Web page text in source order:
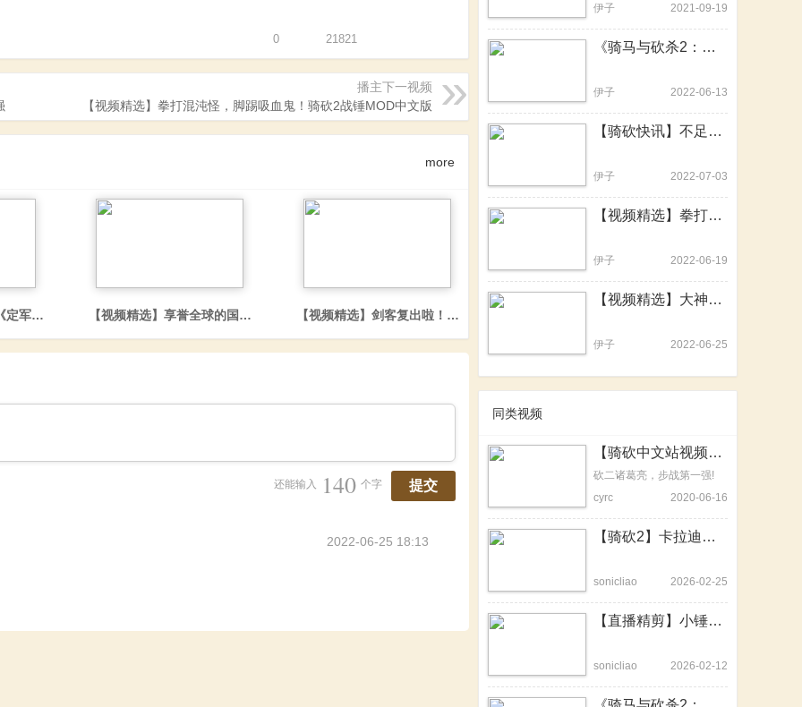
0 21821
播主下一视频
【视频精选】拳打混沌怪，脚踢吸血鬼！骑砍2战锤MOD中文版
more
定军山》-场景组作品【视频精选】享誉全球的国人原创海战MOD！《赛瑞米林》0.72版本发布！
【视频精选】剑客复出啦！十字军与砍杀MOD介绍，双厨狂喜！
还能输入 140 个字 提交
2022-06-25 18:13
伊子 2021-09-19
《骑马与砍杀2：霸主》e1.8.0更新日志重点解读
伊子 2022-06-13
【骑砍快讯】不足100KB的硬核MOD！一个更比九个强
伊子 2022-07-03
【视频精选】拳打混沌怪，脚踢吸血鬼！骑砍2战锤MOD中文版
伊子 2022-06-19
【视频精选】大神用骑砍2重制了20年前的骑砍前身，骑砍2战团可提上日程？
伊子 2022-06-25
同类视频
【骑砍中文站视频大赛】砍二联机怎么玩:步战篇
砍二诸葛亮，步战第一强!
cyrc
2020-06-16
【骑砍2】卡拉迪亚人的海！——属于我们的“四海征途”！
sonicliao 2026-02-25
【直播精剪】小锤40！也能拆城墙！
sonicliao 2026-02-12